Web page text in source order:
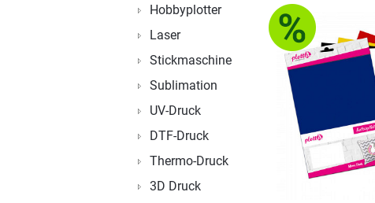
Hobbyplotter
Laser
Stickmaschine
Sublimation
UV-Druck
DTF-Druck
Thermo-Druck
3D Druck